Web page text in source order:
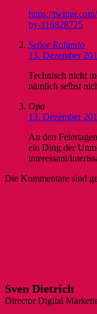
https://
by-116828725
Señor Rolando
13. Dezember
Technisch nicht
nämlich selbst
Opa
13. Dezember
An den
ein Ding der
interessant/
Die Kommentare sind
Sven Dietrich
Director Digital